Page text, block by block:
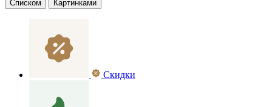
Списком
Картинками
Скидки